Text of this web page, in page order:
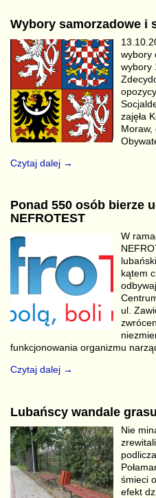
Wybory samorzadowe i
wybory
wybory
zajęła
Moraw,
Czytaj dalej →
Ponad 550 osób bierze
NEFROTEST
W
kątem
ul.
funkcjonowania organizmu
Czytaj dalej →
Lubańscy wandale
Nie
śmieci
efekt